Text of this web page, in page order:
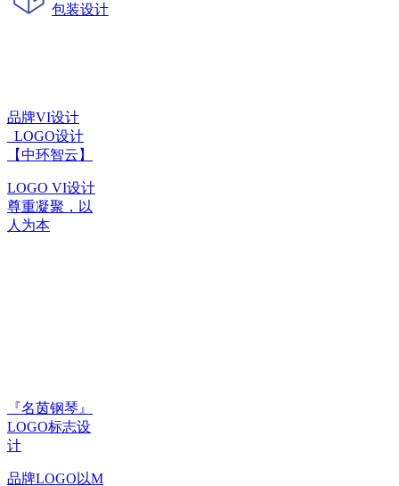
包装设计
品牌VI设计
_LOGO设计
【中环智云】
LOGO VI设计
尊重凝聚，以
人为本
『名茵钢琴』
LOGO标志设
计
品牌LOGO以M